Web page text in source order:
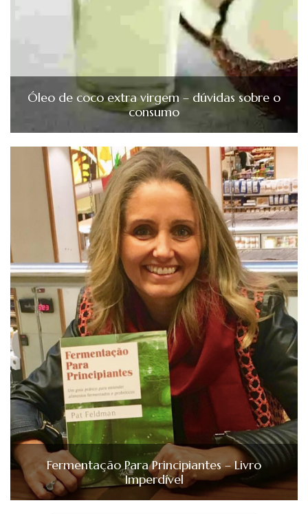
Óleo de coco extra virgem – dúvidas sobre o
consumo
Fermentação Para Principiantes – Livro
Imperdível